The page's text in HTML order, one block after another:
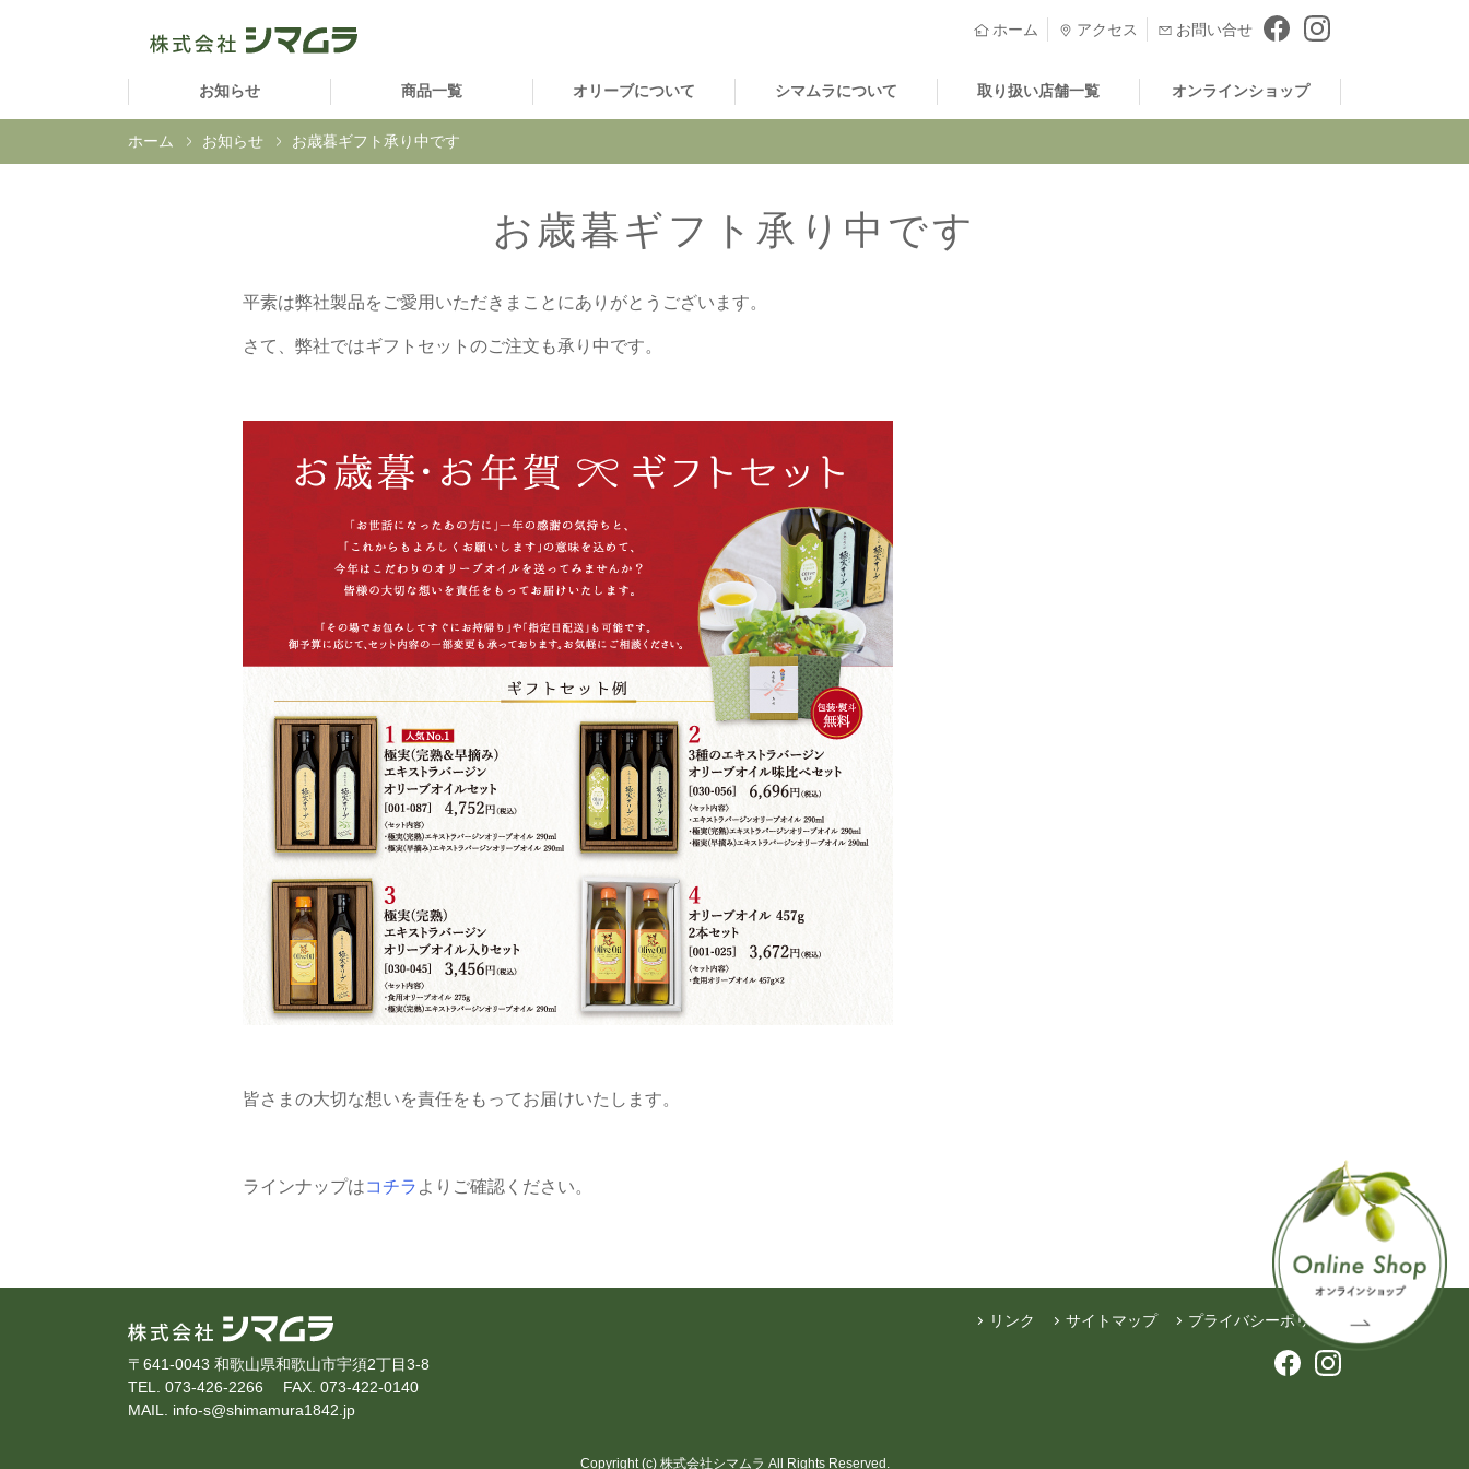
ホーム アクセス お問い合せ
お知らせ 商品一覧 オリーブについて シマムラについて 取り扱い店舗一覧 オンラインショップ
ホーム お知らせ お歳暮ギフト承り中です
お歳暮ギフト承り中です
平素は弊社製品をご愛用いただきまことにありがとうございます。
さて、弊社ではギフトセットのご注文も承り中です。
皆さまの大切な想いを責任をもってお届けいたします。
ラインナップはコチラ よりご確認ください。
〒641-0043 和歌山県和歌山市宇須2丁目3-8
TEL. 073-426-2266
FAX. 073-422-0140
MAIL. info-s@shimamura1842.jp
リンク サイトマップ プライバシーポリシー
Copyright (c) 株式会社シマムラ All Rights Reserved.